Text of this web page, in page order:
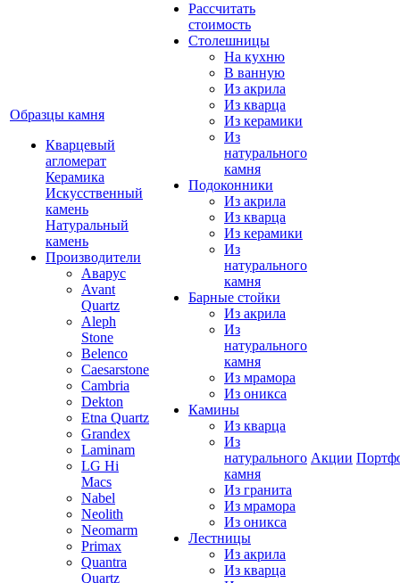
Образцы камня
Кварцевый
агломерат
Керамика
Искусственный
камень
Натуральный
камень
Производители
Аварус
Avant
Quartz
Aleph
Stone
Belenco
Caesarstone
Cambria
Dekton
Etna Quartz
Grandex
Laminam
LG Hi
Macs
Nabel
Neolith
Neomarm
Primax
Quantra
Quartz
Рассчитать
стоимость
Столешницы
На кухню
В ванную
Из акрила
Из кварца
Из керамики
Из
натурального
камня
Подоконники
Из акрила
Из кварца
Из керамики
Из
натурального
камня
Барные стойки
Из акрила
Из
натурального
камня
Из мрамора
Из оникса
Камины
Из кварца
Из
натурального
камня
Из гранита
Из мрамора
Из оникса
Лестницы
Из акрила
Из кварца
Акции